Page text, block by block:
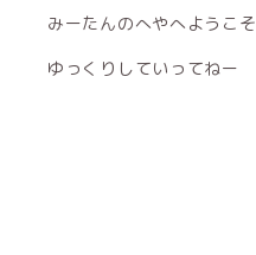
みーたんのへやへようこそ
ゆっくりしていってねー